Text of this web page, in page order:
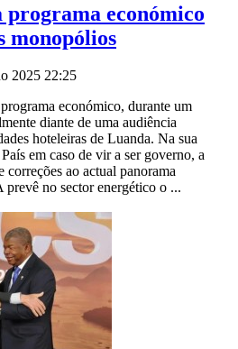
programa económico
monopólios
2025 22:25
económico, durante um
diante de uma audiência
hoteleiras de Luanda. Na sua
em caso de vir a ser governo, a
ao actual panorama
no sector energético o ...